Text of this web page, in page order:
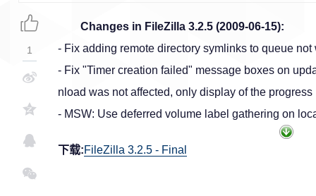
Changes in FileZilla 3.2.5 (2009-06-15):
- Fix adding remote directory symlinks to queue not
- Fix "Timer creation failed" message boxes on
nload was not affected, only display of the progress
- MSW: Use deferred volume label gathering on
下载:FileZilla 3.2.5 - Final
1